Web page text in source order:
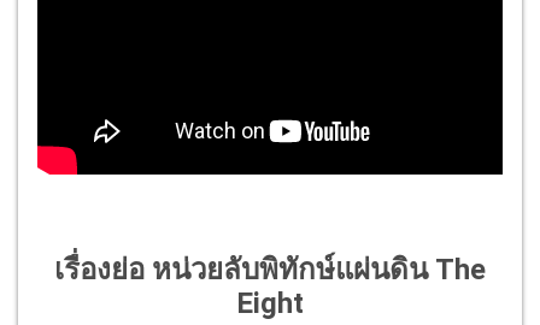
เรื่องย่อ หน่วยลับพิทักษ์แผ่นดิน The
Eight